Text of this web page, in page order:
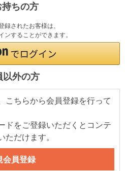
ちの方
されたお客様は、
することができます。
以外の方
こちらから会員登録を行って
ドをご登録いただくとコンテ
ただけます。